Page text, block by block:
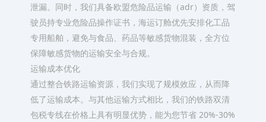
泄漏。同时，我们具备欧盟危险品运输（adr）资质，驾
驶员持专业危险品操作证书，海运订舱优先安排化工品
专用船舶，避免与食品、药品等敏感货物混装，全方位
保障敏感货物的运输安全与合规。​
运输成本优化​
通过整合铁路运输资源，我们实现了规模效应，从而降
低了运输成本。与其他运输方式相比，我们的铁路双清
包税专线在价格上具有明显优势，能为您节省 20%-30%